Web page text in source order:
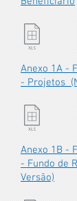
Anexo 1A -
- Projetos
Anexo 1B -
- Fundo de
Versão)